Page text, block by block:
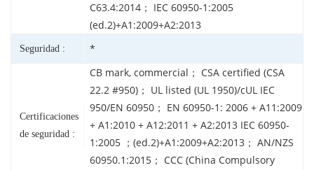
C63.4:2014； IEC 60950-1:2005
(ed.2)+A1:2009+A2:2013
Seguridad : *
Certificaciones
de seguridad :
CB mark, commercial； CSA certified (CSA
22.2 #950)； UL listed (UL 1950)/cUL IEC
950/EN 60950； EN 60950-1: 2006 + A11:2009
+ A1:2010 + A12:2011 + A2:2013 IEC 60950-
1:2005 ；(ed.2)+A1:2009+A2:2013； AN/NZS
60950.1:2015； CCC (China Compulsory